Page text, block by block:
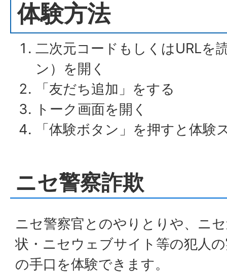
体験方法
二次元コードもしくはURLを
ン）を開く
「友だち追加」をする
トーク画面を開く
「体験ボタン」を押すと体験
ニセ警察詐欺
ニセ警察官とのやりとりや、ニ
状・ニセウェブサイト等の犯人
の手口を体験できます。